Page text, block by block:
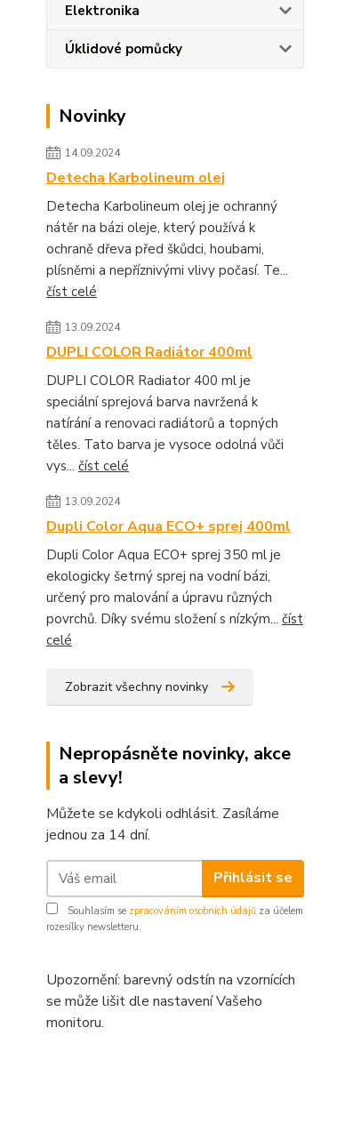
Elektronika
Úklidové pomůcky
Novinky
14.09.2024
Detecha Karbolineum olej
Detecha Karbolineum olej je ochranný
nátěr na bázi oleje, který používá k
ochraně dřeva před škůdci, houbami,
plísněmi a nepříznivými vlivy počasí. Te...
číst celé
13.09.2024
DUPLI COLOR Radiátor 400ml
DUPLI COLOR Radiator 400 ml je
speciální sprejová barva navržená k
natírání a renovaci radiátorů a topných
těles. Tato barva je vysoce odolná vůči
vys... číst celé
13.09.2024
Dupli Color Aqua ECO+ sprej 400ml
Dupli Color Aqua ECO+ sprej 350 ml je
ekologicky šetrný sprej na vodní bázi,
určený pro malování a úpravu různých
povrchů. Díky svému složení s nízkým... číst
celé
Zobrazit všechny novinky
Nepropásněte novinky, akce
a slevy!
Můžete se kdykoli odhlásit. Zasíláme
jednou za 14 dní.
Přihlásit se
Souhlasím se zpracováním osobních údajů za účelem
rozesílky newsletteru.
Upozornění: barevný odstín na vzornících
se může lišit dle nastavení Vašeho
monitoru.